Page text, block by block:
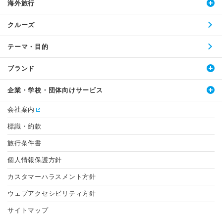
海外旅行
クルーズ
テーマ・目的
ブランド
企業・学校・団体向けサービス
会社案内
標識・約款
旅行条件書
個人情報保護方針
カスタマーハラスメント方針
ウェブアクセシビリティ方針
サイトマップ